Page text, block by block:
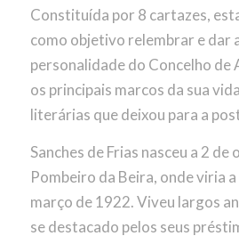
Constituída por 8 cartazes,
como objetivo relembrar e dar
personalidade do Concelho de
os principais marcos da sua
literárias que deixou para a
Sanches de Frias nasceu a 2
Pombeiro da Beira, onde viria
março de 1922. Viveu largos
se destacado pelos seus